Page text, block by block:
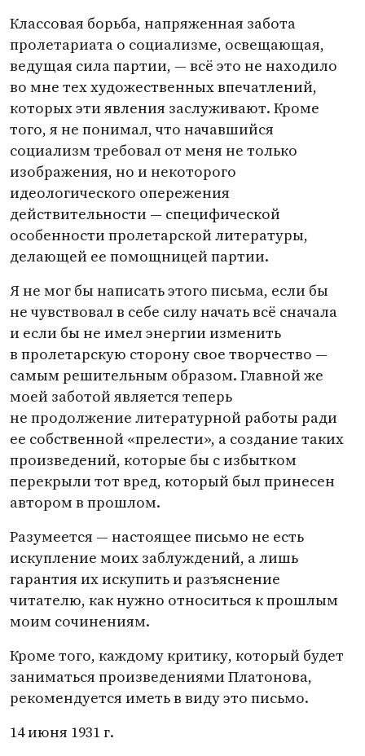
Классовая борьба, напряженная забота
пролетариата о социализме, освещающая,
ведущая сила партии, — всё это не находило
во мне тех художественных впечатлений,
которых эти явления заслуживают. Кроме
того, я не понимал, что начавшийся
социализм требовал от меня не только
изображения, но и некоторого
идеологического опережения
действительности — специфической
особенности пролетарской литературы,
делающей ее помощницей партии.
Я не мог бы написать этого письма, если бы
не чувствовал в себе силу начать всё сначала
и если бы не имел энергии изменить
в пролетарскую сторону свое творчество —
самым решительным образом. Главной же
моей заботой является теперь
не продолжение литературной работы ради
ее собственной «прелести», а создание таких
произведений, которые бы с избытком
перекрыли тот вред, который был принесен
автором в прошлом.
Разумеется — настоящее письмо не есть
искупление моих заблуждений, а лишь
гарантия их искупить и разъяснение
читателю, как нужно относиться к прошлым
моим сочинениям.
Кроме того, каждому критику, который будет
заниматься произведениями Платонова,
рекомендуется иметь в виду это письмо.
14 июня 1931 г.